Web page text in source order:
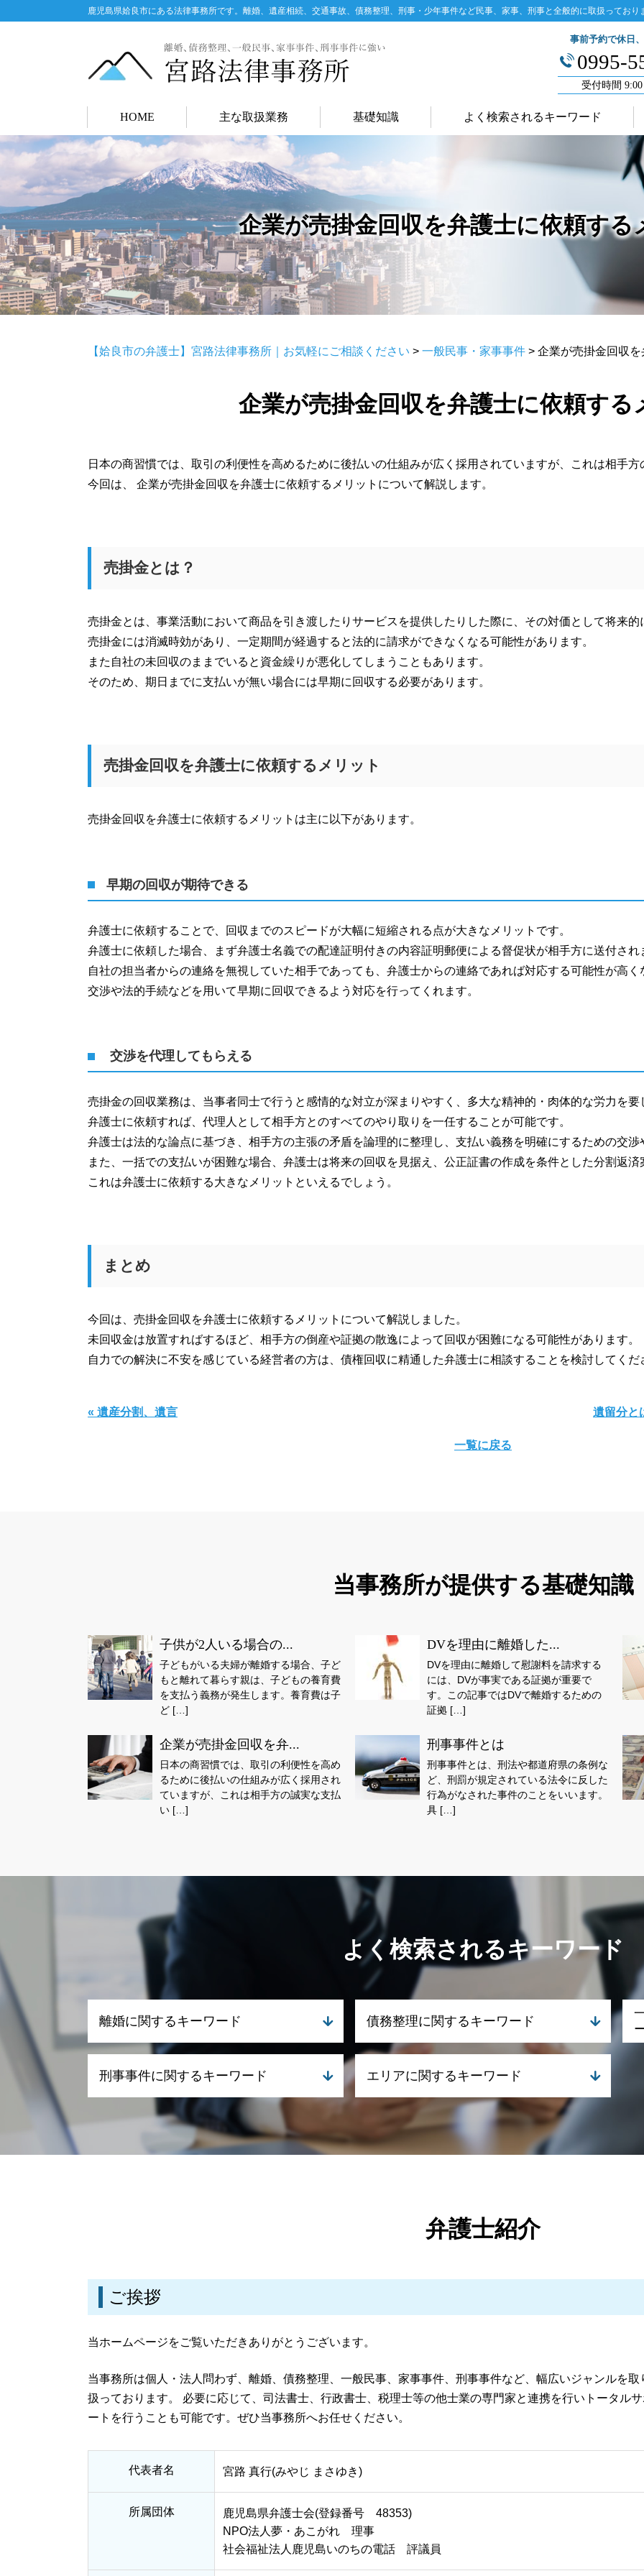
企業が売掛金回収を弁護士に依頼する
鹿児島県姶良市にある法律事務所です。離婚、遺産相続、交通事故、債務整理、刑事・少年事件など民事、家事、刑事と全般的に取扱っており
事前予約で休日
0995-
受付時間
HOME 主な取扱業務 基礎知識 よく検索されるキーワード
【姶良市の弁護士】宮路法律事務所｜お気軽にご相談ください > 一般民事・家事事件 > 企業が売掛金回収
企業が売掛金回収を弁護士に依頼する
日本の商習慣では、取引の利便性を高めるために後払いの仕組みが広く採用されていますが、これは相手
今回は、 企業が売掛金回収を弁護士に依頼するメリットについて解説します。
売掛金とは？
売掛金とは、事業活動において商品を引き渡したりサービスを提供したりした際に、その対価として将来
売掛金には消滅時効があり、一定期間が経過すると法的に請求ができなくなる可能性があります。
また自社の未回収のままでいると資金繰りが悪化してしまうこともあります。
そのため、期日までに支払いが無い場合には早期に回収する必要があります。
売掛金回収を弁護士に依頼するメリット
売掛金回収を弁護士に依頼するメリットは主に以下があります。
早期の回収が期待できる
弁護士に依頼することで、回収までのスピードが大幅に短縮される点が大きなメリットです。
弁護士に依頼した場合、まず弁護士名義での配達証明付きの内容証明郵便による督促状が相手方に送付され
自社の担当者からの連絡を無視していた相手であっても、弁護士からの連絡であれば対応する可能性が高く
交渉や法的手続などを用いて早期に回収できるよう対応を行ってくれます。
交渉を代理してもらえる
売掛金の回収業務は、当事者同士で行うと感情的な対立が深まりやすく、多大な精神的・肉体的な労力を要
弁護士に依頼すれば、代理人として相手方とのすべてのやり取りを一任することが可能です。
弁護士は法的な論点に基づき、相手方の主張の矛盾を論理的に整理し、支払い義務を明確にするための交
また、一括での支払いが困難な場合、弁護士は将来の回収を見据え、公正証書の作成を条件とした分割返
これは弁護士に依頼する大きなメリットといえるでしょう。
まとめ
今回は、売掛金回収を弁護士に依頼するメリットについて解説しました。
未回収金は放置すればするほど、相手方の倒産や証拠の散逸によって回収が困難になる可能性があります。
自力での解決に不安を感じている経営者の方は、債権回収に精通した弁護士に相談することを検討してくだ
« 遺産分割、遺言 遺留分と
一覧に戻る
当事務所が提供する基礎知識
子供が2人いる場合の...
子どもがいる夫婦が離婚する場合、子ど
もと離れて暮らす親は、子どもの養育費
を支払う義務が発生します。養育費は子
ど […]
DVを理由に離婚した...
DVを理由に離婚して慰謝料を請求する
には、DVが事実である証拠が重要で
す。この記事ではDVで離婚するための
証拠 […]
企業が売掛金回収を弁...
日本の商習慣では、取引の利便性を高め
るために後払いの仕組みが広く採用され
ていますが、これは相手方の誠実な支払
い […]
刑事事件とは
刑事事件とは、刑法や都道府県の条例な
ど、刑罰が規定されている法令に反した
行為がなされた事件のことをいいます。
具 […]
よく検索されるキーワード
離婚に関するキーワード
養育費 あとから請求
離婚調停 弁護士
親権と監護権の分離
離婚 慰謝料 モラハラ
養育費 いつまで
養育費 相場 年収 600万
養育費 相場 2 人
離婚 慰謝料
養育費 相場 年収 500万
離婚 養育費 再婚
債務整理に関するキーワード
債務整理 弁護士
任意整理とは わかりやすく
債務整理 流れ
自己破産 携帯 契約
任意整理 クレジットカード
自己破産 住宅ローン
自己破産 クレジットカード 使える
自己破産 流れ 裁判所
刑事事件に関するキーワード
刑事事件 慰謝料
刑事事件 流れ 示談
刑事事件 罪 種類
刑事事件 冤罪
刑事事件 時効 いつから
エリアに関するキーワード
一般民事・家事事件 弁護士 湧水町
離婚 弁護士 湧水町
離婚 弁護士 霧島市
離婚 弁護士 鹿児島県
離婚 弁護士 伊佐市
債務整理 弁護士 湧水町
一般民事・家事事件 弁護士 霧島市
刑事事件 弁護士 姶良市
債務整理 弁護士 姶良市
弁護士紹介
ご挨拶
当ホームページをご覧いただきありがとうございます。
当事務所は個人・法人問わず、離婚、債務整理、一般民事、家事事件、刑事事件など、幅広いジャンルを取
扱っております。 必要に応じて、司法書士、行政書士、税理士等の他士業の専門家と連携を行いトータル
ートを行うことも可能です。ぜひ当事務所へお任せください。
代表者名 宮路 真行(みやじ まさゆき)
所属団体
鹿児島県弁護士会(登録番号 48353)
NPO法人夢・あこがれ 理事
社会福祉法人鹿児島いのちの電話 評議員